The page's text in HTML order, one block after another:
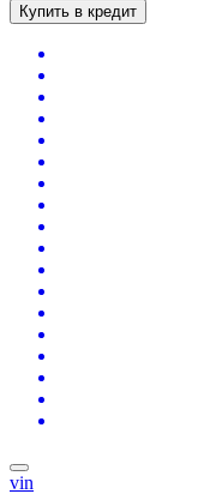
Купить в кредит
vin